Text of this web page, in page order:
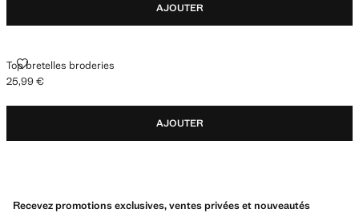
AJOUTER
Top bretelles broderies
TOP BRETELLES BRODERIES
Prix actuel [25,99 € ]
25,99 €
AJOUTER
Recevez promotions exclusives, ventes privées et nouveautés